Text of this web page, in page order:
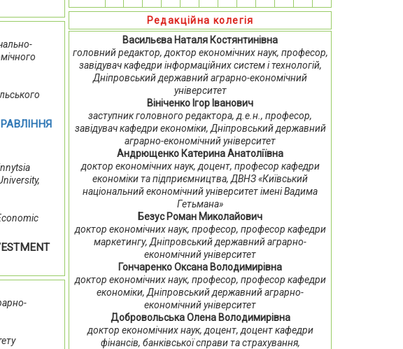
Редакційна колегія
Васильєва Наталя Костянтинівна
головний редактор, доктор економічних наук, професор,
завідувач кафедри інформаційних систем і технологій,
Дніпровський державний аграрно-економічний
університет
Вініченко Ігор Іванович
заступник головного редактора, д.е.н., професор,
завідувач кафедри економіки, Дніпровський державний
аграрно-економічний університет
Андрющенко Катерина Анатоліївна
доктор економічних наук, доцент, професор кафедри
економіки та підприємництва, ДВНЗ «Київський
національний економічний університет імені Вадима
Гетьмана»
Безус Роман Миколайович
доктор економічних наук, професор, професор кафедри
маркетингу, Дніпровський державний аграрно-
економічний університет
Гончаренко Оксана Володимирівна
доктор економічних наук, професор, професор кафедри
економіки, Дніпровський державний аграрно-
економічний університет
Добровольська Олена Володимирівна
доктор економічних наук, доцент, доцент кафедри
фінансів, банківської справи та страхування,